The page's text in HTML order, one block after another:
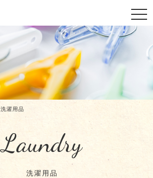
洗濯用品
Laundry
洗濯用品